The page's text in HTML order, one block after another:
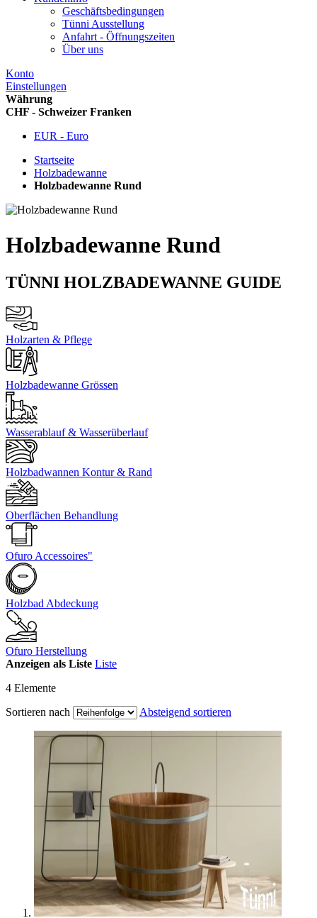
Geschäftsbedingungen
Tünni Ausstellung
Anfahrt - Öffnungszeiten
Über uns
Konto
Einstellungen
Währung
CHF - Schweizer Franken
EUR - Euro
Startseite
Holzbadewanne
Holzbadewanne Rund
Holzbadewanne Rund
TÜNNI HOLZBADEWANNE GUIDE
Holzarten & Pflege
Holzbadewanne Grössen
Wasserablauf & Wasserüberlauf
Holzbadwannen Kontur & Rand
Oberflächen Behandlung
Ofuro Accessoires"
Holzbad Abdeckung
Ofuro Herstellung
Anzeigen als Liste Liste
4 Elemente
Sortieren nach
Absteigend sortieren